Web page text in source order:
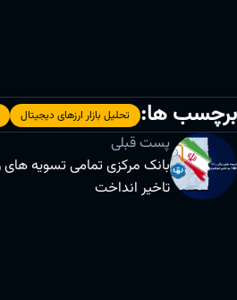
برچسب ها: تحلیل بازار ارزهای دیجیتال
پست قبلی
تاخیر انداخت